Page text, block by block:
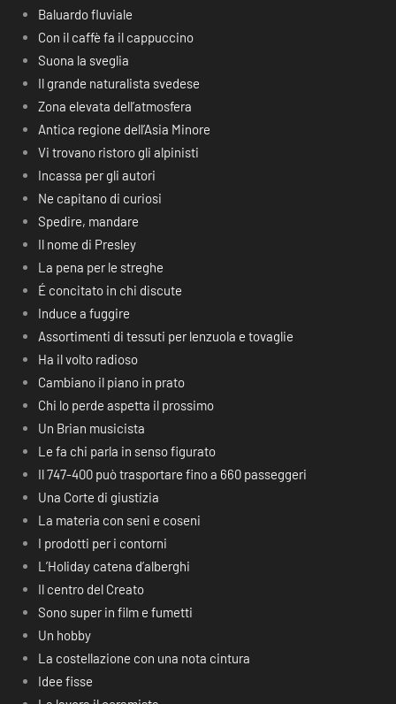
Baluardo fluviale
Con il caffè fa il cappuccino
Suona la sveglia
Il grande naturalista svedese
Zona elevata dell’atmosfera
Antica regione dell’Asia Minore
Vi trovano ristoro gli alpinisti
Incassa per gli autori
Ne capitano di curiosi
Spedire, mandare
Il nome di Presley
La pena per le streghe
É concitato in chi discute
Induce a fuggire
Assortimenti di tessuti per lenzuola e tovaglie
Ha il volto radioso
Cambiano il piano in prato
Chi lo perde aspetta il prossimo
Un Brian musicista
Le fa chi parla in senso figurato
Il 747-400 può trasportare fino a 660 passeggeri
Una Corte di giustizia
La materia con seni e coseni
I prodotti per i contorni
L’Holiday catena d’alberghi
Il centro del Creato
Sono super in film e fumetti
Un hobby
La costellazione con una nota cintura
Idee fisse